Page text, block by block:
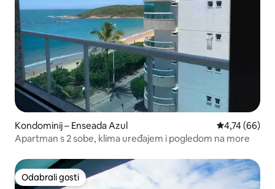
Kondominij – Enseada Azul Prosječna
4,74 (66)
Apartman s 2 sobe, klima uređajem i pogledom na more
Odabrali gosti
Odabrali gosti